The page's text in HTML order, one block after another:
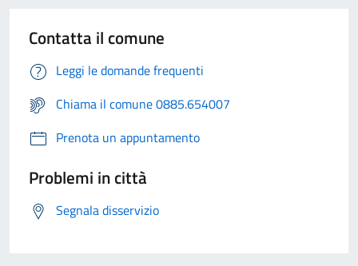
Contatta il comune
Leggi le domande frequenti
Chiama il comune 0885.654007
Prenota un appuntamento
Problemi in città
Segnala disservizio